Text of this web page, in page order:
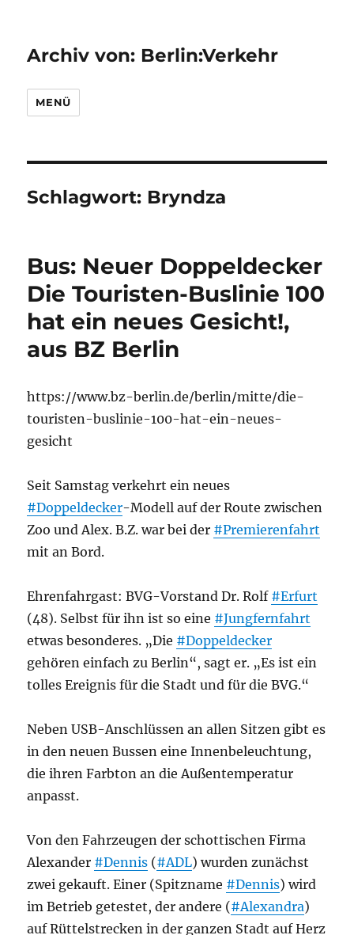
Archiv von: Berlin:Verkehr
MENÜ
Schlagwort: Bryndza
Bus: Neuer Doppeldecker
Die Touristen-Buslinie 100
hat ein neues Gesicht!,
aus BZ Berlin
https://www.bz-berlin.de/berlin/mitte/die-
touristen-buslinie-100-hat-ein-neues-
gesicht
Seit Samstag verkehrt ein neues
#Doppeldecker-Modell auf der Route zwischen
Zoo und Alex. B.Z. war bei der #Premierenfahrt
mit an Bord.
Ehrenfahrgast: BVG-Vorstand Dr. Rolf #Erfurt
(48). Selbst für ihn ist so eine #Jungfernfahrt
etwas besonderes. „Die #Doppeldecker
gehören einfach zu Berlin“, sagt er. „Es ist ein
tolles Ereignis für die Stadt und für die BVG.“
Neben USB-Anschlüssen an allen Sitzen gibt es
in den neuen Bussen eine Innenbeleuchtung,
die ihren Farbton an die Außentemperatur
anpasst.
Von den Fahrzeugen der schottischen Firma
Alexander #Dennis (#ADL) wurden zunächst
zwei gekauft. Einer (Spitzname #Dennis) wird
im Betrieb getestet, der andere (#Alexandra)
auf Rüttelstrecken in der ganzen Stadt auf Herz